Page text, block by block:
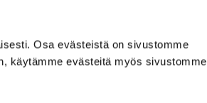
Osa evästeistä on sivustomme
käytämme evästeitä myös sivustomme